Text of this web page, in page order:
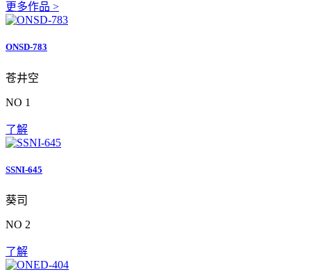
更多作品 >
ONSD-783
苍井空
NO 1
了解
SSNI-645
葵司
NO 2
了解